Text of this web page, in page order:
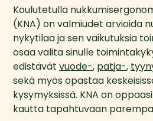
Koulutetulla
(KNA) on valmiudet arvioida
nykytilaa ja sen vaikutuksia
osaa valita sinulle
edistävät vuode-, patja-,
sekä myös opastaa
kysymyksissä. KNA on
kautta tapahtuvaan